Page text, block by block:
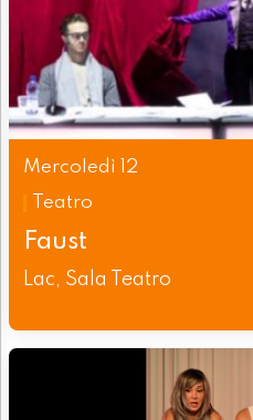
Mercoledì 12
Teatro
Faust
Lac, Sala Teatro